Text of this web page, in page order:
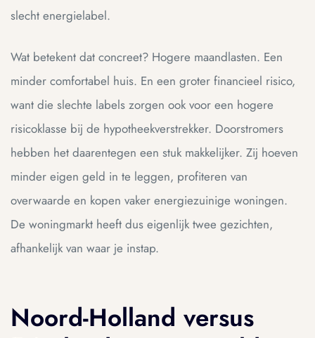
slecht energielabel.
Wat betekent dat concreet? Hogere maandlasten. Een
minder comfortabel huis. En een groter financieel risico,
want die slechte labels zorgen ook voor een hogere
risicoklasse bij de hypotheekverstrekker. Doorstromers
hebben het daarentegen een stuk makkelijker. Zij hoeven
minder eigen geld in te leggen, profiteren van
overwaarde en kopen vaker energiezuinige woningen.
De woningmarkt heeft dus eigenlijk twee gezichten,
afhankelijk van waar je instap.
Noord-Holland versus